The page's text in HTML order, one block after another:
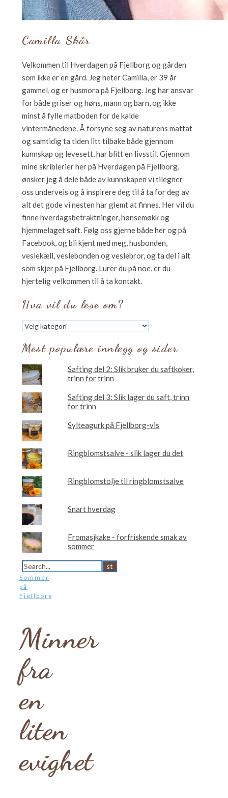
Camilla Skår
Velkommen til Hverdagen på Fjellborg og gården
som ikke er en gård. Jeg heter Camilla, er 39 år
gammel, og er husmora på Fjellborg. Jeg har ansvar
for både griser og høns, mann og barn, og ikke
minst å fylle matboden for de kalde
vintermånedene. Å forsyne seg av naturens matfat
og samtidig ta tiden litt tilbake både gjennom
kunnskap og levesett, har blitt en livsstil. Gjennom
mine skriblerier her på Hverdagen på Fjellborg,
ønsker jeg å dele både av kunnskapen vi tilegner
oss underveis og å inspirere deg til å ta for deg av
alt det gode vi nesten har glemt at finnes. Her vil du
finne hverdagsbetraktninger, hønsemøkk og
hjemmelaget saft. Følg oss gjerne både her og på
Facebook, og bli kjent med meg, husbonden,
veslekæll, veslebonden og veslebror, og ta del i alt
som skjer på Fjellborg. Lurer du på noe, er du
hjertelig velkommen til å ta kontakt.
Hva vil du lese om?
Hva
vil
du
lese
Mest populære innlegg og sider
Safting del 2: Slik bruker du saftkoker,
trinn for trinn
Safting del 3: Slik lager du saft, trinn
for trinn
Sylteagurk på Fjellborg-vis
Ringblomstsalve - slik lager du det
Ringblomstolje til ringblomstsalve
Snart hverdag
Fromasjkake - forfriskende smak av
sommer
Sommer
på
Fjellborg
Minner
fra
en
liten
evighet